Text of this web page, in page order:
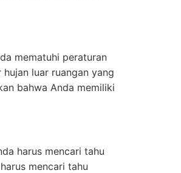
mematuhi peraturan
luar ruangan yang
bahwa Anda memiliki
harus mencari tahu
mencari tahu